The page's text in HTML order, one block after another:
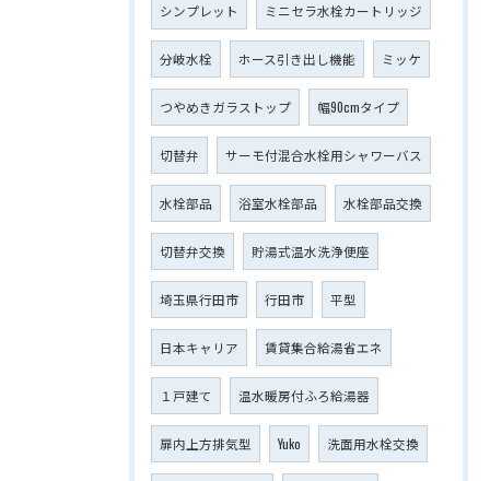
シンプレット ミニセラ水栓カートリッジ
分岐水栓 ホース引き出し機能 ミッケ
つやめきガラストップ 幅90cmタイプ
切替弁 サーモ付混合水栓用シャワーバス
水栓部品 浴室水栓部品 水栓部品交換
切替弁交換 貯湯式温水洗浄便座
埼玉県行田市 行田市 平型
日本キャリア 賃貸集合給湯省エネ
１戸建て 温水暖房付ふろ給湯器
扉内上方排気型 Yuko 洗面用水栓交換